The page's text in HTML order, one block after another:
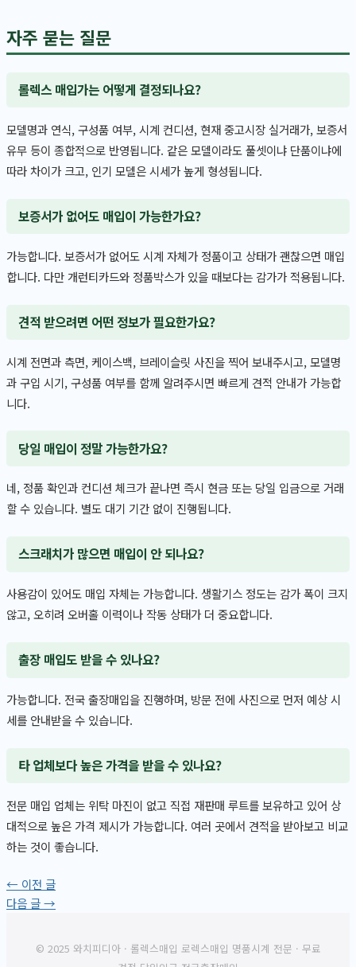
자주 묻는 질문
롤렉스 매입가는 어떻게 결정되나요?
모델명과 연식, 구성품 여부, 시계 컨디션, 현재 중고시장 실거래가, 보증서
유무 등이 종합적으로 반영됩니다. 같은 모델이라도 풀셋이냐 단품이냐에
따라 차이가 크고, 인기 모델은 시세가 높게 형성됩니다.
보증서가 없어도 매입이 가능한가요?
가능합니다. 보증서가 없어도 시계 자체가 정품이고 상태가 괜찮으면 매입
합니다. 다만 개런티카드와 정품박스가 있을 때보다는 감가가 적용됩니다.
견적 받으려면 어떤 정보가 필요한가요?
시계 전면과 측면, 케이스백, 브레이슬릿 사진을 찍어 보내주시고, 모델명
과 구입 시기, 구성품 여부를 함께 알려주시면 빠르게 견적 안내가 가능합
니다.
당일 매입이 정말 가능한가요?
네, 정품 확인과 컨디션 체크가 끝나면 즉시 현금 또는 당일 입금으로 거래
할 수 있습니다. 별도 대기 기간 없이 진행됩니다.
스크래치가 많으면 매입이 안 되나요?
사용감이 있어도 매입 자체는 가능합니다. 생활기스 정도는 감가 폭이 크지
않고, 오히려 오버홀 이력이나 작동 상태가 더 중요합니다.
출장 매입도 받을 수 있나요?
가능합니다. 전국 출장매입을 진행하며, 방문 전에 사진으로 먼저 예상 시
세를 안내받을 수 있습니다.
타 업체보다 높은 가격을 받을 수 있나요?
전문 매입 업체는 위탁 마진이 없고 직접 재판매 루트를 보유하고 있어 상
대적으로 높은 가격 제시가 가능합니다. 여러 곳에서 견적을 받아보고 비교
하는 것이 좋습니다.
← 이전 글
다음 글→
© 2025 와치피디아 · 롤렉스매입 로렉스매입 명품시계 전문 · 무료